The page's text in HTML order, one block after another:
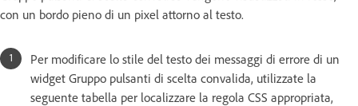
con un bordo pieno di un pixel attorno al testo.
Per modificare lo stile del testo dei messaggi di errore di un
widget Gruppo pulsanti di scelta convalida, utilizzate la
seguente tabella per localizzare la regola CSS appropriata,